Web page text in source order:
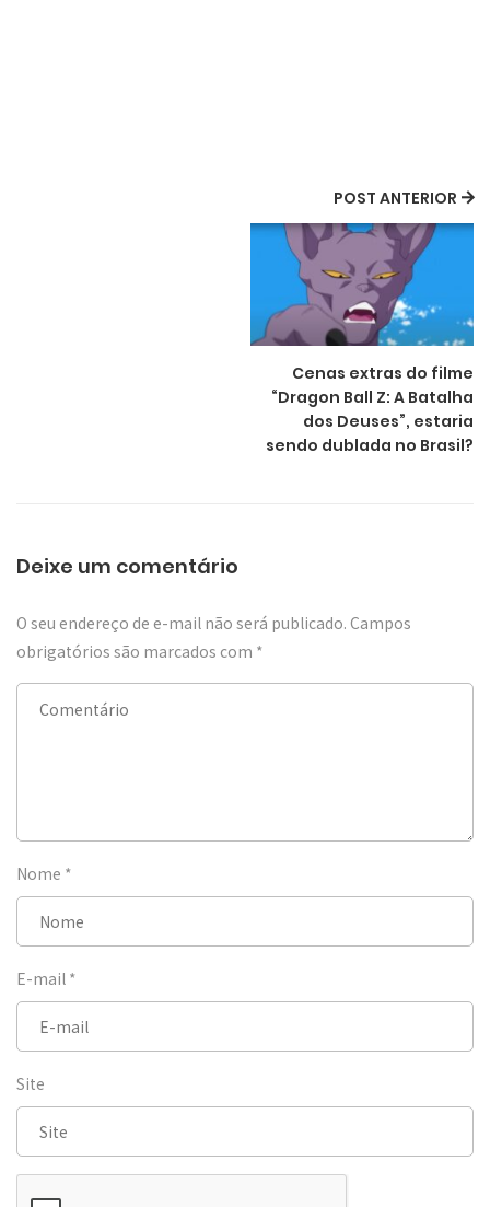
POST ANTERIOR
Cenas extras do filme
“Dragon Ball Z: A Batalha
dos Deuses”, estaria
sendo dublada no Brasil?
Deixe um comentário
O seu endereço de e-mail não será publicado. Campos
obrigatórios são marcados com *
Nome *
E-mail *
Site